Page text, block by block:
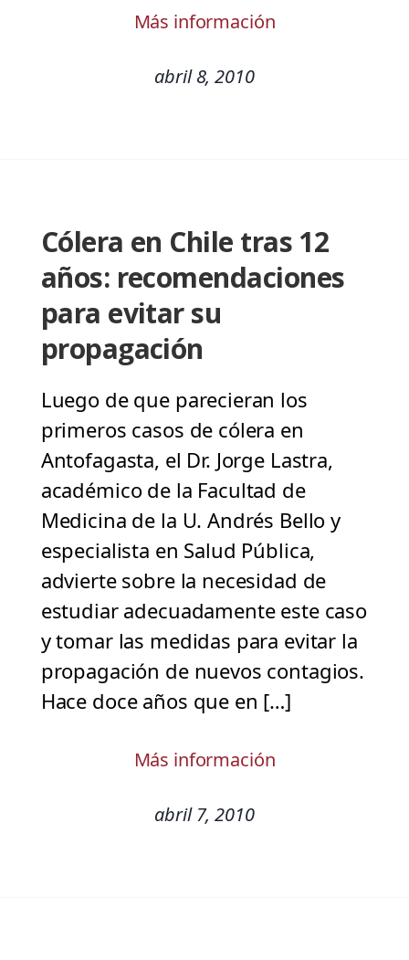
Más información
abril 8, 2010
Cólera en Chile tras 12
años: recomendaciones
para evitar su
propagación
Luego de que parecieran los
primeros casos de cólera en
Antofagasta, el Dr. Jorge Lastra,
académico de la Facultad de
Medicina de la U. Andrés Bello y
especialista en Salud Pública,
advierte sobre la necesidad de
estudiar adecuadamente este caso
y tomar las medidas para evitar la
propagación de nuevos contagios.
Hace doce años que en […]
Más información
abril 7, 2010